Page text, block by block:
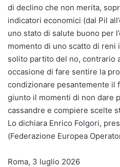
di declino che non merita,
indicatori economici (dal Pil
uno stato di salute buono per
momento di uno scatto di
solito partito del no, contrario
occasione di fare sentire la
condizionare pesantemente il
giunto il momenti di non dare
cassandre e compiere scelte
Lo dichiara Enrico Folgori,
(Federazione Europea
Roma, 3 luglio 2026